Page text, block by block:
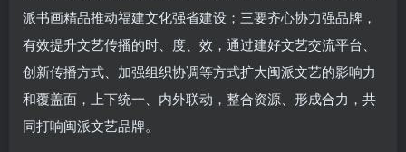
派书画精品推动福建文化强省建设；三要齐心协力强品牌，
有效提升文艺传播的时、度、效，通过建好文艺交流平台、
创新传播方式、加强组织协调等方式扩大闽派文艺的影响力
和覆盖面，上下统一、内外联动，整合资源、形成合力，共
同打响闽派文艺品牌。